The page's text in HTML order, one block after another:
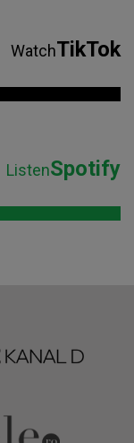
WatchTikTok
ListenSpotify